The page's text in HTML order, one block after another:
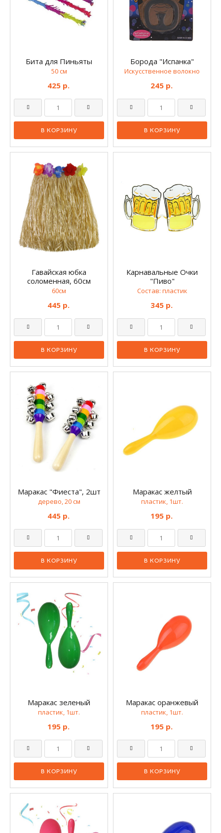
Бита для Пиньяты
50 см
425 р.
Борода "Испанка"
Искусственное волокно
245 р.
Гавайская юбка
соломенная, 60см
60см
445 р.
Карнавальные Очки
"Пиво"
Состав: пластик
345 р.
Маракас "Фиеста", 2шт
дерево, 20 см
445 р.
Маракас желтый
пластик, 1шт.
195 р.
Маракас зеленый
пластик, 1шт.
195 р.
Маракас оранжевый
пластик, 1шт.
195 р.